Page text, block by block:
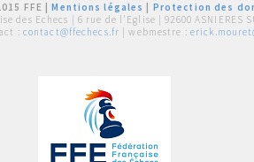
FFE |Mentions légales
Protection des
des Echecs | 6 rue de l'Eglise | 92600 ASNIERES
: contact@ffechecs.fr | webmestre :